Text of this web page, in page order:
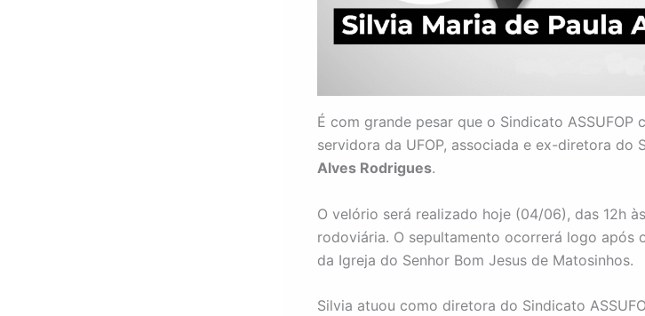
É com grande pesar que o Sindicato ASSUFOP
servidora da UFOP, associada e ex-diretora do
Alves Rodrigues.
O velório será realizado hoje (04/06), das 12h
rodoviária. O sepultamento ocorrerá logo após
da Igreja do Senhor Bom Jesus de Matosinhos.
Silvia atuou como diretora do Sindicato